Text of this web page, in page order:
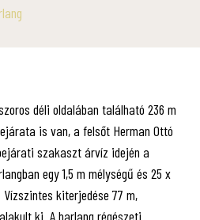
déli oldalában található 236 m
is van, a felsőt Herman Ottó
szakaszt árvíz idején a
egy 1,5 m mélységű és 25 x
kiterjedése 77 m,
ki. A barlang régészeti